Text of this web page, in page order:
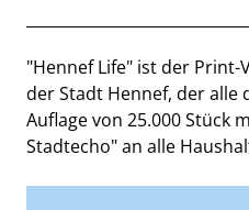
Beschreibung
"Hennef Life" ist der
der Stadt Hennef, der alle
Auflage von 25.000 Stück
Stadtecho" an alle